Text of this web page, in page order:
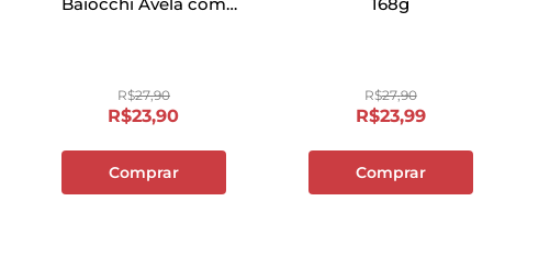
R$27,90
R$23,90
Comprar
R$27,90
R$23,99
Comprar